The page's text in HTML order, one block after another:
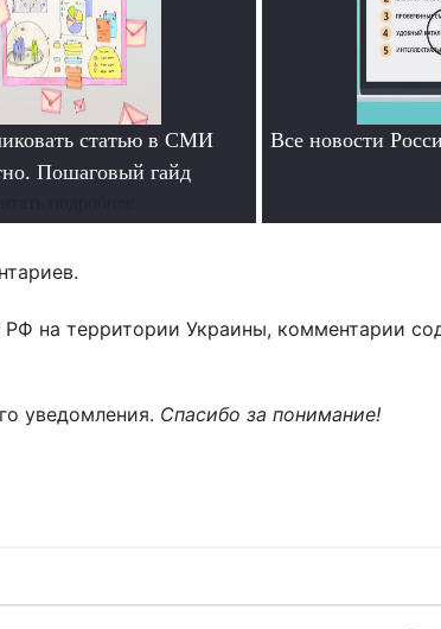
статью в СМИ
Пошаговый гайд
Все новости
на территории Украины, комментарии
уведомления. Спасибо за понимание!